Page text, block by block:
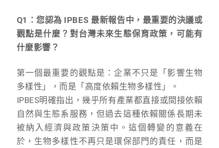
Q1：您認為 IPBES 最新報告中，最重要的決議或
觀點是什麼？對台灣未來生態保育政策，可能有
什麼影響？
第一個最重要的觀點是：企業不只是「影響生物
多樣性」，而是「高度依賴生物多樣性」。
IPBES明確指出，幾乎所有產業都直接或間接依賴
自然與生態系服務，但過去這種依賴關係長期未
被納入經濟與政策決策中。這個轉變的意義在
於，生物多樣性不再只是環保部門的責任，而是